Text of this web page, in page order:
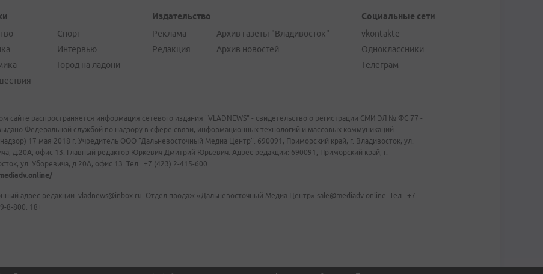
Спорт
Интервью
Город на ладони
Издательство
Реклама
Редакция
Архив газеты "Владивосток"
Архив новостей
Социальные сети
vkontakte
Одноклассники
Телеграм
сайте распространяется информация сетевого издания "VLADNEWS" - свидетельство о регистрации СМИ ЭЛ № ФС 77 -
Федеральной службой по надзору в сфере связи, информационных технологий и массовых коммуникаций
17 мая 2018 г. Учредитель ООО "Дальневосточный Медиа Центр". 690091, Приморский край, г. Владивосток, ул.
д.20А, офис 13. Главный редактор Юркевич Дмитрий Юрьевич. Адрес редакции: 690091, Приморский край, г.
ул. Уборевича, д.20А, офис 13. Тел.: +7 (423) 2-415-600.
адрес редакции: vladnews@inbox.ru. Отдел продаж «Дальневосточный Медиа Центр» sale@mediadv.online. Тел.: +7
8-800. 18+